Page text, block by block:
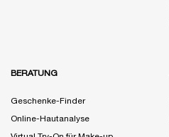
BERATUNG
Geschenke-Finder
Online-Hautanalyse